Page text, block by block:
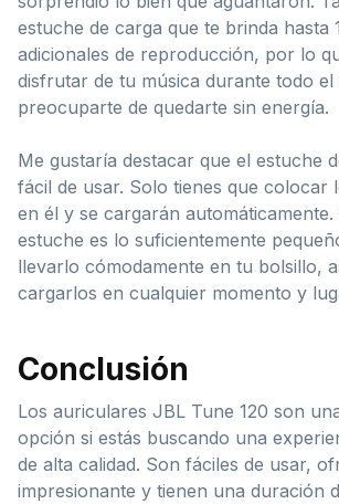
estuche de carga que te brinda hasta
adicionales de reproducción, por lo
disfrutar de tu música durante todo el
preocuparte de quedarte sin energía.
Me gustaría destacar que el estuche
fácil de usar. Solo tienes que colocar
en él y se cargarán automáticamente.
estuche es lo suficientemente
llevarlo cómodamente en tu bolsillo,
cargarlos en cualquier momento y
Conclusión
Los auriculares JBL Tune 120 son
opción si estás buscando una
de alta calidad. Son fáciles de usar,
impresionante y tienen una duración